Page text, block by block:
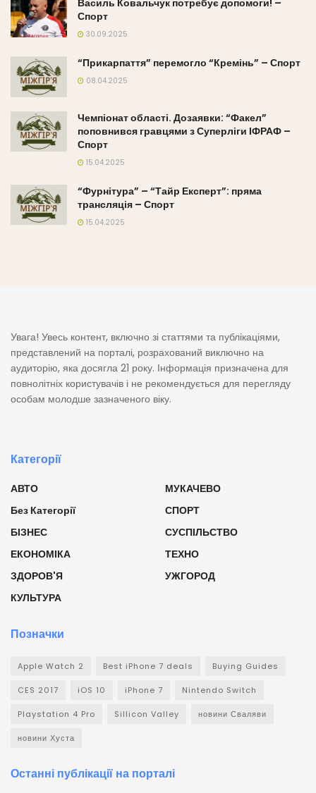
Василь Ковальчук потребує допомоги! –
Спорт
30.09.2025
“Прикарпаття” перемогло “Кремінь” – Спорт
08.04.2025
Чемпіонат області. Дозаявки: “Факел”
поповнився гравцями з Суперліги ІФРАФ –
Спорт
15.04.2025
“Фурнітура” – “Тайр Експерт”: пряма
трансляція – Спорт
15.04.2025
Увага! Увесь контент, включно зі статтями та публікаціями,
представлений на порталі, розрахований виключно на
аудиторію, яка досягла 21 року. Інформація призначена для
повнолітніх користувачів і не рекомендується для перегляду
особам молодше зазначеного віку.
Категорії
АВТО
Без Категорії
БІЗНЕС
ЕКОНОМІКА
ЗДОРОВ'Я
КУЛЬТУРА
МУКАЧЕВО
СПОРТ
СУСПІЛЬСТВО
ТЕХНО
УЖГОРОД
Позначки
Apple Watch 2 Best iPhone 7 deals Buying Guides
CES 2017 iOS 10 iPhone 7 Nintendo Switch
Playstation 4 Pro Sillicon Valley новини Сваляви
новини Хуста
Останні публікації на порталі